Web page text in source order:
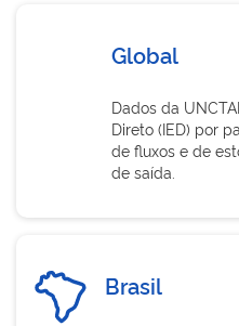
Global
Dados da
Direto (IED) por
de fluxos e de
de saída.
Brasil